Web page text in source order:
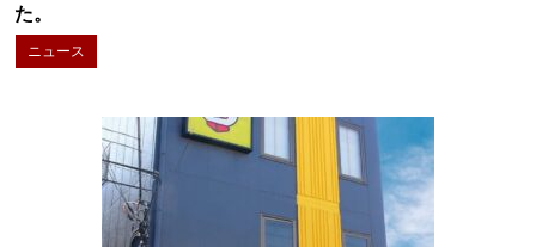
た。
ニュース